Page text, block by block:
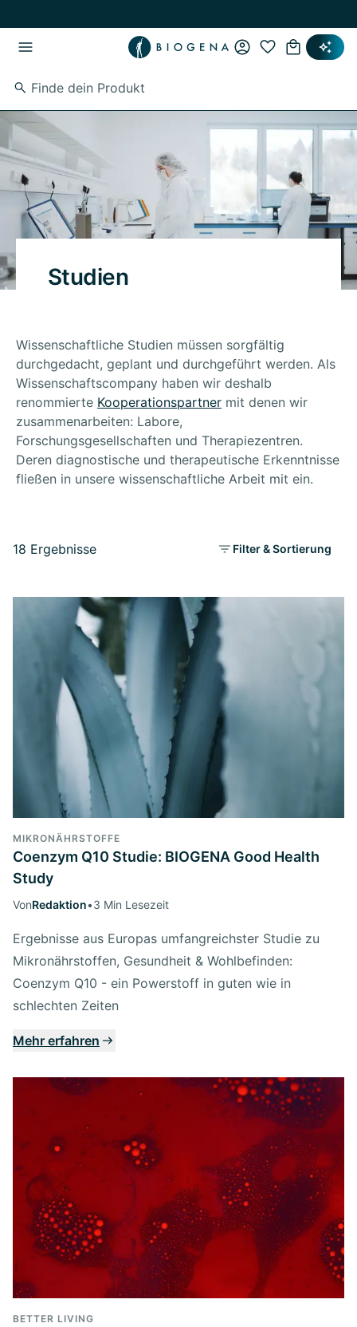
Studien
Wissenschaftliche Studien müssen sorgfältig
durchgedacht, geplant und durchgeführt werden. Als
Wissenschaftscompany haben wir deshalb
renommierte Kooperationspartner mit denen wir
zusammenarbeiten: Labore,
Forschungsgesellschaften und Therapiezentren.
Deren diagnostische und therapeutische Erkenntnisse
fließen in unsere wissenschaftliche Arbeit mit ein.
18 Ergebnisse Filter & Sortierung
MIKRONÄHRSTOFFE
Coenzym Q10 Studie: BIOGENA Good Health
Study
VonRedaktion•3 Min Lesezeit
Ergebnisse aus Europas umfangreichster Studie zu
Mikronährstoffen, Gesundheit & Wohlbefinden:
Coenzym Q10 - ein Powerstoff in guten wie in
schlechten Zeiten
Mehr erfahren
BETTER LIVING